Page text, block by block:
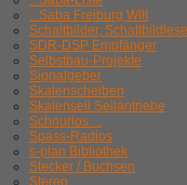
.. Saba Freiburg WIII
Schaltbilder,
SDR-DSP Empfänger
Selbstbau-Projekte
Signalgeber
Skalenscheiben
Skalenseil Seilantriebe
Schnurlos ...
Spass-Radios
s-plan Bibliothek
Stecker / Buchsen
Stereo